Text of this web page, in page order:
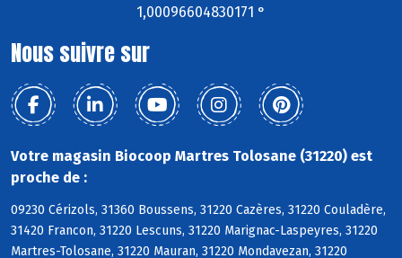
1,00096604830171 °
Nous suivre sur
Votre magasin Biocoop Martres Tolosane (31220) est
proche de :
09230 Cérizols, 31360 Boussens, 31220 Cazères, 31220 Couladère,
31420 Francon, 31220 Lescuns, 31220 Marignac-Laspeyres, 31220
Martres-Tolosane, 31220 Mauran, 31220 Mondavezan, 31220